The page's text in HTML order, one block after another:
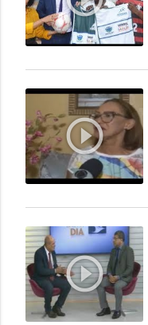
play_circle_outline
play_circle_outline